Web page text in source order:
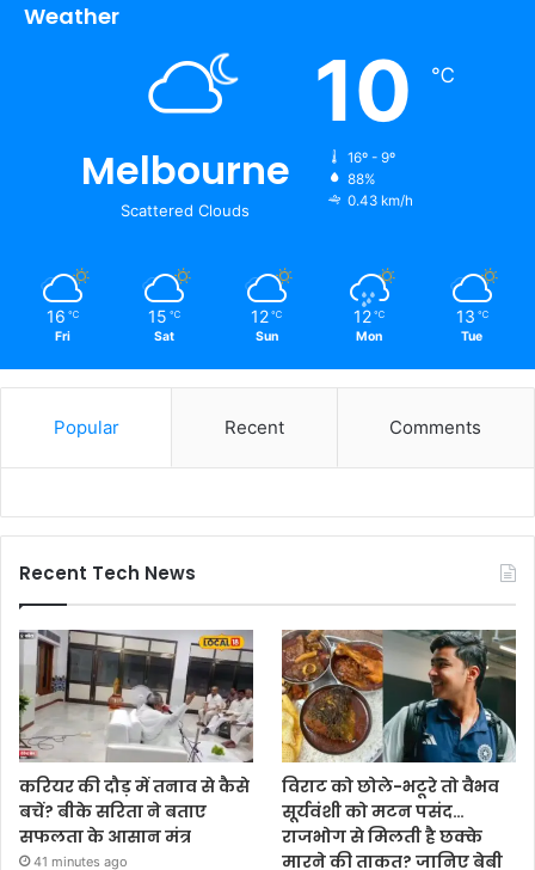
Weather
Melbourne
Scattered Clouds
10 ℃
16º - 9º
88%
0.43 km/h
16 ℃
Fri
15 ℃
Sat
12 ℃
Sun
12 ℃
Mon
13 ℃
Tue
Popular Recent Comments
Recent Tech News
करियर की दौड़ में तनाव से कैसे
बचें? बीके सरिता ने बताए
सफलता के आसान मंत्र
41 minutes ago
विराट को छोले-भटूरे तो वैभव
सूर्यवंशी को मटन पसंद…
राजभोग से मिलती है छक्के
मारने की ताकत? जानिए बेबी